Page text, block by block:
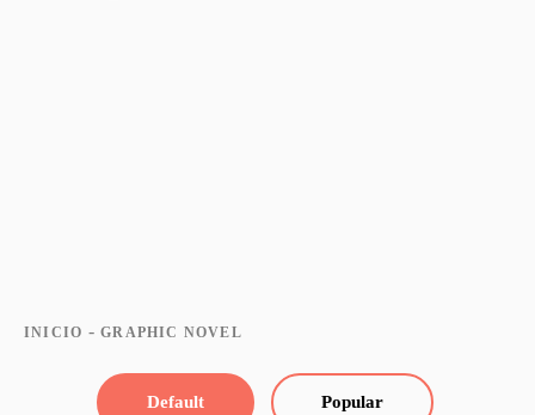
INICIO - GRAPHIC NOVEL
Default Popular